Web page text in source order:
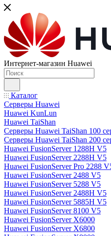
Интернет-магазин Huawei
Каталог
Серверы Huawei
Huawei KunLun
Huawei TaiShan
Серверы Huawei TaiShan 100
Серверы Huawei TaiShan 200
Huawei FusionServer 1288H V5
Huawei FusionServer 2288H V5
Huawei FusionServer Pro 2288
Huawei FusionServer 2488 V5
Huawei FusionServer 5288 V5
Huawei FusionServer 2488H V5
Huawei FusionServer 5885H V5
Huawei FusionServer 8100 V5
Huawei FusionServer X6000
Huawei FusionServer X6800